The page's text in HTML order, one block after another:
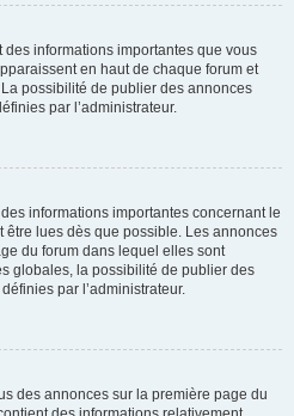
informations importantes que vous
en haut de chaque forum et
possibilité de publier des annonces
par l’administrateur.
informations importantes concernant le
être lues dès que possible. Les annonces
du forum dans lequel elles sont
globales, la possibilité de publier des
par l’administrateur.
des annonces sur la première page du